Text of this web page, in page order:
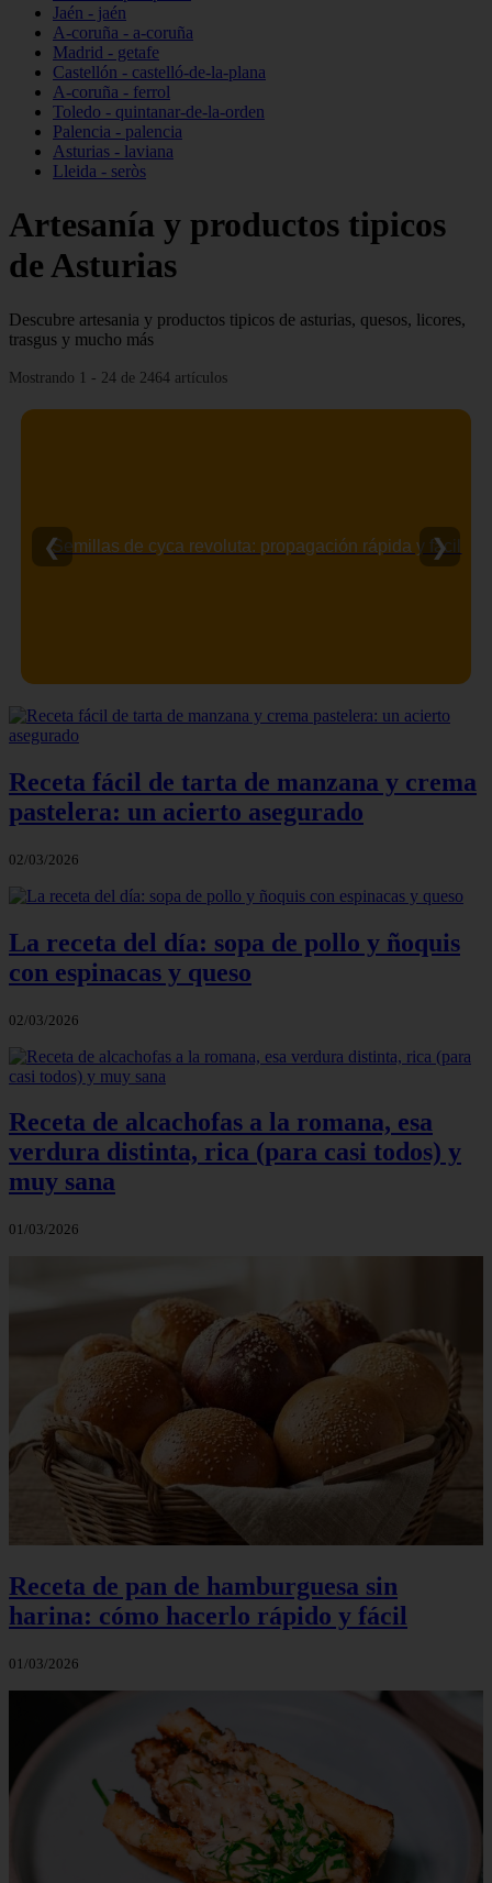
Jaén - jaén
A-coruña - a-coruña
Madrid - getafe
Castellón - castelló-de-la-plana
A-coruña - ferrol
Toledo - quintanar-de-la-orden
Palencia - palencia
Asturias - laviana
Lleida - seròs
Artesanía y productos tipicos
de Asturias
Descubre artesania y productos tipicos de asturias, quesos, licores,
trasgus y mucho más
Mostrando 1 - 24 de 2464 artículos
Semillas de cyca revoluta: propagación rápida y fácil
❮ ❯
Receta fácil de tarta de manzana y crema
pastelera: un acierto asegurado
02/03/2026
La receta del día: sopa de pollo y ñoquis
con espinacas y queso
02/03/2026
Receta de alcachofas a la romana, esa
verdura distinta, rica (para casi todos) y
muy sana
01/03/2026
Receta de pan de hamburguesa sin
harina: cómo hacerlo rápido y fácil
01/03/2026